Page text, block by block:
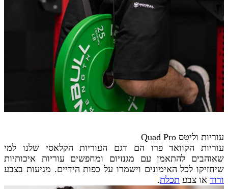
עוריות וליטס Quad Pro
עוריות הקוואד פרו הם דגם העוריות הקלאסי שלנו למי
שאוהבים להתאמן עם מגנזיום ומחפשים עוריות איכותיות
שיחזיקו לכל האימונים וישמרו על כפות הידיים. מגיעות בצבע
ורוד או צבע תכלת.